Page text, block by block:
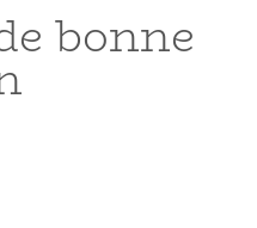
bonne